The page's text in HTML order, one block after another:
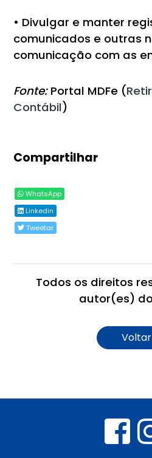
• Divulgar e manter
comunicados e outras
comunicação com as
Fonte:Portal MDFe (
Contábil)
Compartilhar
WhatsApp
Linkedin
Tweetar
Todos os direitos
autor(es)
Voltar